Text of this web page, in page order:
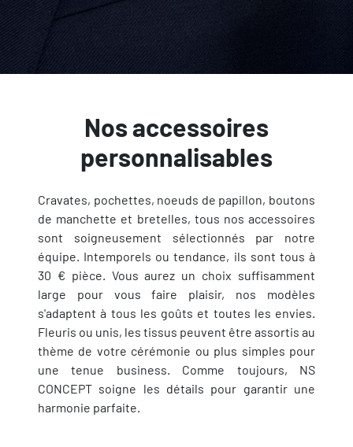
Nos accessoires
personnalisables
Cravates, pochettes, noeuds de papillon, boutons
de manchette et bretelles, tous nos accessoires
sont soigneusement sélectionnés par notre
équipe. Intemporels ou tendance, ils sont tous à
30 € pièce. Vous aurez un choix suffisamment
large pour vous faire plaisir, nos modèles
s'adaptent à tous les goûts et toutes les envies.
Fleuris ou unis, les tissus peuvent être assortis au
thème de votre cérémonie ou plus simples pour
une tenue business. Comme toujours, NS
CONCEPT soigne les détails pour garantir une
harmonie parfaite.